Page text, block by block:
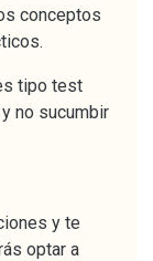
conceptos
tipo test
no sucumbir
y te
optar a